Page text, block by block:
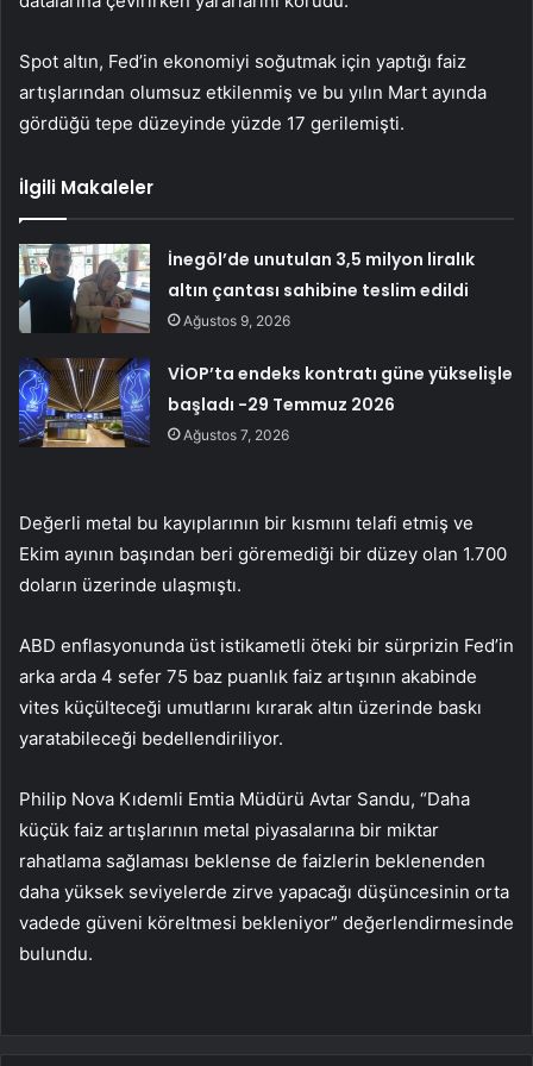
Spot altın, Fed’in ekonomiyi soğutmak için yaptığı faiz
artışlarından olumsuz etkilenmiş ve bu yılın Mart ayında
gördüğü tepe düzeyinde yüzde 17 gerilemişti.
İlgili Makaleler
İnegöl’de unutulan 3,5 milyon liralık
altın çantası sahibine teslim edildi
Ağustos 9, 2026
VİOP’ta endeks kontratı güne yükselişle
başladı -29 Temmuz 2026
Ağustos 7, 2026
Değerli metal bu kayıplarının bir kısmını telafi etmiş ve
Ekim ayının başından beri göremediği bir düzey olan 1.700
doların üzerinde ulaşmıştı.
ABD enflasyonunda üst istikametli öteki bir sürprizin Fed’in
arka arda 4 sefer 75 baz puanlık faiz artışının akabinde
vites küçülteceği umutlarını kırarak altın üzerinde baskı
yaratabileceği bedellendiriliyor.
Philip Nova Kıdemli Emtia Müdürü Avtar Sandu, “Daha
küçük faiz artışlarının metal piyasalarına bir miktar
rahatlama sağlaması beklense de faizlerin beklenenden
daha yüksek seviyelerde zirve yapacağı düşüncesinin orta
vadede güveni köreltmesi bekleniyor” değerlendirmesinde
bulundu.